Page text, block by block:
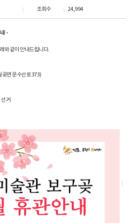
조회수 24,994
-
와 같이 안내드립니다.
면 문수산로 373)
거